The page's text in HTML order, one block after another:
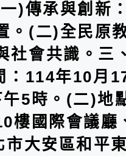
)傳承與創新
。(二)全民原
社會共識。三
：114年10月
5時。(二)地
樓國際會議廳
市大安區和平